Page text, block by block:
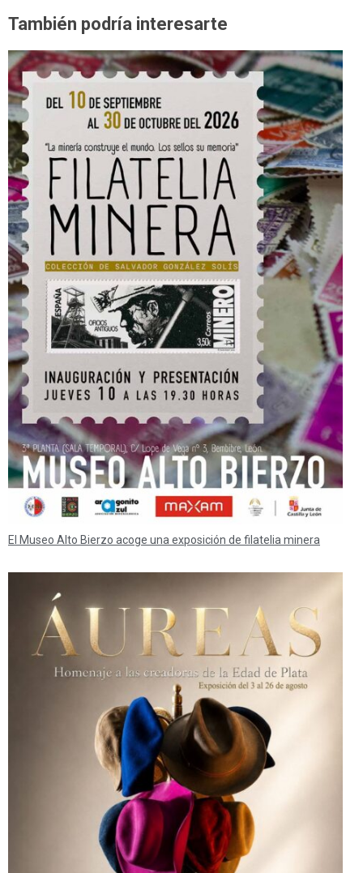
También podría interesarte
El Museo Alto Bierzo acoge una exposición de filatelia minera